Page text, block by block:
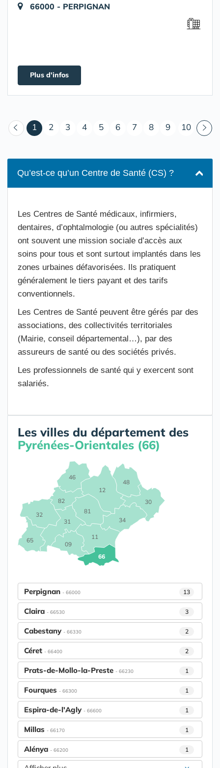
66000 - PERPIGNAN
Plus d'infos
1 (courant)
2 3 4 5 6 7 8 9 10
Qu’est-ce qu’un Centre de Santé (CS) ?
Les Centres de Santé médicaux, infirmiers,
dentaires, d’ophtalmologie (ou autres spécialités)
ont souvent une mission sociale d’accès aux
soins pour tous et sont surtout implantés dans les
zones urbaines défavorisées. Ils pratiquent
généralement le tiers payant et des tarifs
conventionnels.
Les Centres de Santé peuvent être gérés par des
associations, des collectivités territoriales
(Mairie, conseil départemental…), par des
assureurs de santé ou des sociétés privés.
Les professionnels de santé qui y exercent sont
salariés.
Les villes du département des
Pyrénées-Orientales (66)
09
11
12
30
31
32
34
46
48
65
66
81
82
Perpignan - 66000 13
Claira - 66530 3
Cabestany - 66330 2
Céret - 66400 2
Prats-de-Mollo-la-Preste - 66230 1
Fourques - 66300 1
Espira-de-l'Agly - 66600 1
Millas - 66170 1
Alénya - 66200 1